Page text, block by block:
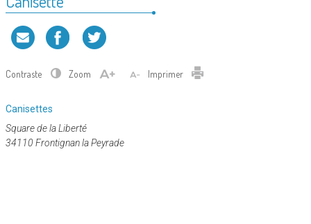
Contraste Zoom Imprimer
Catégorie
Canisettes
Square de la Liberté
34110 Frontignan la Peyrade